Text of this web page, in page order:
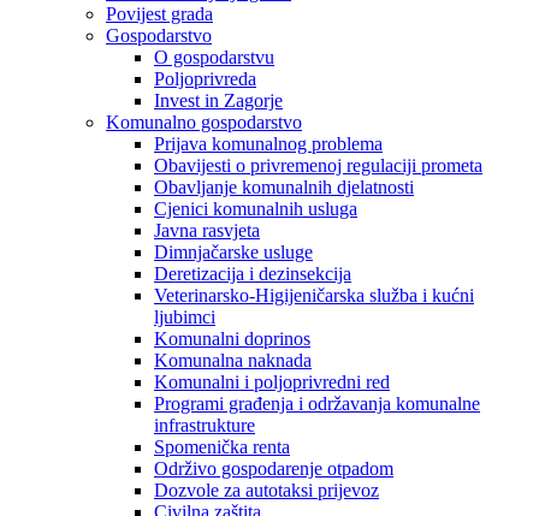
Povijest grada
Gospodarstvo
O gospodarstvu
Poljoprivreda
Invest in Zagorje
Komunalno gospodarstvo
Prijava komunalnog problema
Obavijesti o privremenoj regulaciji prometa
Obavljanje komunalnih djelatnosti
Cjenici komunalnih usluga
Javna rasvjeta
Dimnjačarske usluge
Deretizacija i dezinsekcija
Veterinarsko-Higijeničarska služba i kućni
ljubimci
Komunalni doprinos
Komunalna naknada
Komunalni i poljoprivredni red
Programi građenja i održavanja komunalne
infrastrukture
Spomenička renta
Održivo gospodarenje otpadom
Dozvole za autotaksi prijevoz
Civilna zaštita